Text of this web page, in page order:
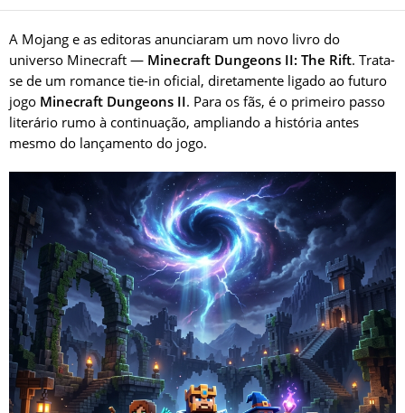
A Mojang e as editoras anunciaram um novo livro do
universo Minecraft — Minecraft Dungeons II: The Rift. Trata-
se de um romance tie-in oficial, diretamente ligado ao futuro
jogo Minecraft Dungeons II. Para os fãs, é o primeiro passo
literário rumo à continuação, ampliando a história antes
mesmo do lançamento do jogo.